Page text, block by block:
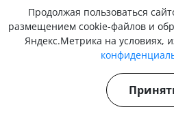
Продолжая пользоваться
размещением cookie-файлов и
Яндекс.Метрика на условиях,